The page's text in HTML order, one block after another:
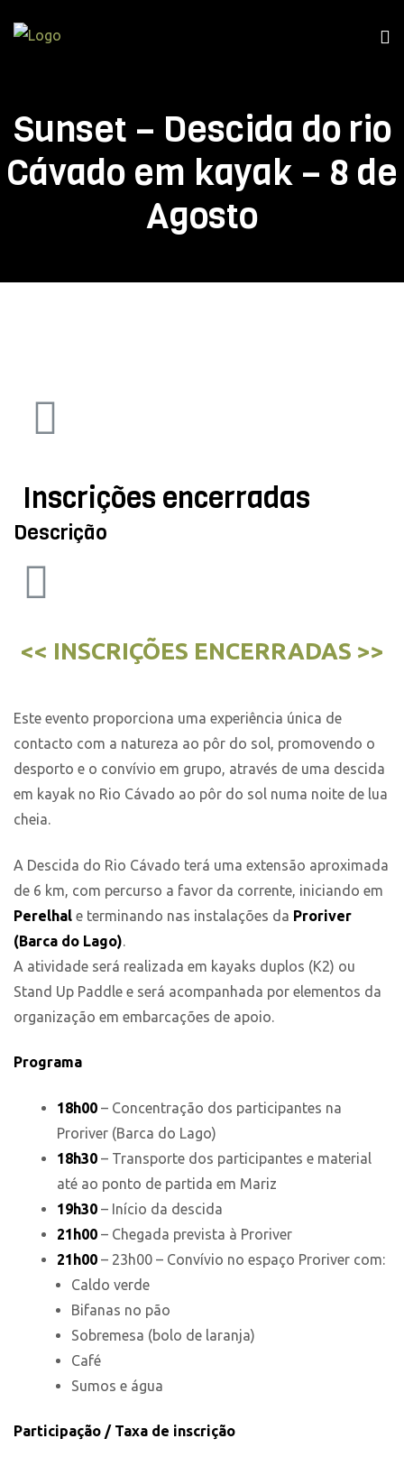
Sunset – Descida do rio
Cávado em kayak – 8 de
Agosto
Inscrições encerradas
Descrição
<< INSCRIÇÕES ENCERRADAS >>
Este evento proporciona uma experiência única de
contacto com a natureza ao pôr do sol, promovendo o
desporto e o convívio em grupo, através de uma descida
em kayak no Rio Cávado ao pôr do sol numa noite de lua
cheia.
A Descida do Rio Cávado terá uma extensão aproximada
de 6 km, com percurso a favor da corrente, iniciando em
Perelhal e terminando nas instalações da Proriver
(Barca do Lago)
A atividade será realizada em kayaks duplos (K2) ou
Stand Up Paddle e será acompanhada por elementos da
organização em embarcações de apoio.
Programa
18h00 – Concentração dos participantes na
Proriver (Barca do Lago)
18h30 – Transporte dos participantes e material
até ao ponto de partida em Mariz
19h30 – Início da descida
21h00 – Chegada prevista à Proriver
21h00 – 23h00 – Convívio no espaço Proriver com:
Caldo verde
Bifanas no pão
Sobremesa (bolo de laranja)
Café
Sumos e água
Participação / Taxa de inscrição